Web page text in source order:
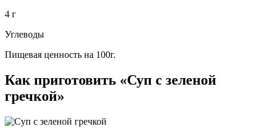
4 г
Углеводы
Пищевая ценность на 100г.
Как приготовить «Суп с зеленой
гречкой»